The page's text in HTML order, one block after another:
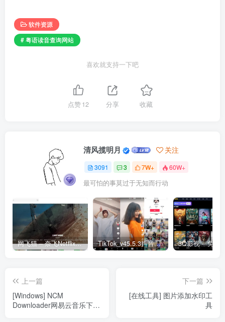
软件资源
# 粤语读音查询网站
喜欢就支持一下吧
点赞12 分享 收藏
清风揽明月 关注
3091 3 7W+ 60W+
最可怕的事莫过于无知而行动
网飞猫 – 奈飞Netflix免费看 TikTok_v45.5.3抖音国际版_免拔卡解锁全球版
上一篇
[Windows] NCM
Downloader网易云音乐下载
下一篇
[在线工具] 图片添加水印工
具